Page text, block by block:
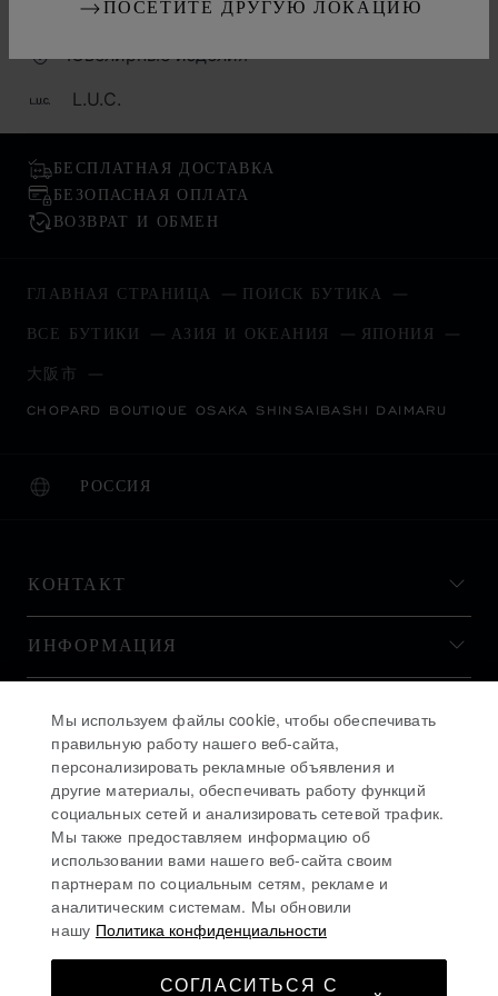
ПОСЕТИТЕ ДРУГУЮ ЛОКАЦИЮ
Смотреть
Ювелирные изделия
L.U.C.
БЕСПЛАТНАЯ ДОСТАВКА
БЕЗОПАСНАЯ ОПЛАТА
ВОЗВРАТ И ОБМЕН
ГЛАВНАЯ СТРАНИЦА ПОИСК БУТИКА
ВСЕ БУТИКИ АЗИЯ И ОКЕАНИЯ ЯПОНИЯ
大阪市
CHOPARD BOUTIQUE OSAKA SHINSAIBASHI DAIMARU
РОССИЯ
ЛОКАЛИЗАЦИЯ (ИЗМЕНИТЬ СТРАНУ)
ИЗМЕНИТЬ СТРАНУ
КОНТАКТ
ИНФОРМАЦИЯ
ОСТАВАЙТЕСЬ В КУРСЕ
Мы используем файлы cookie, чтобы обеспечивать
правильную работу нашего веб-сайта,
персонализировать рекламные объявления и
другие материалы, обеспечивать работу функций
социальных сетей и анализировать сетевой трафик.
Мы также предоставляем информацию об
использовании вами нашего веб-сайта своим
партнерам по социальным сетям, рекламе и
аналитическим системам. Мы обновили
нашу Политика конфиденциальности
СОГЛАСИТЬСЯ С